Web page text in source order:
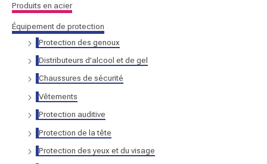
u
r
Produits en acier
Équipement de protection
Protection des genoux
Distributeurs d'alcool et de gel
Chaussures de sécurité
Vêtements
Protection auditive
Protection de la tête
Protection des yeux et du visage